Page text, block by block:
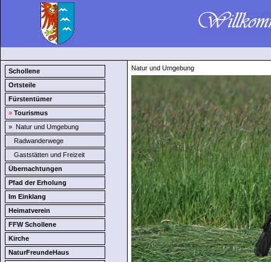
Schollene
Ortsteile
Fürstentümer
» Tourismus
» Natur und Umgebung
Radwanderwege
Gaststätten und Freizeit
Übernachtungen
Pfad der Erholung
Im Einklang
Heimatverein
FFW Schollene
Kirche
NaturFreundeHaus
Natur und Umgebung